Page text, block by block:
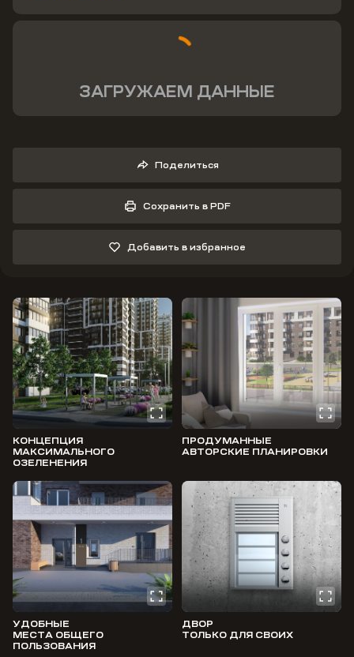
ЗАГРУЖАЕМ ДАННЫЕ
Поделиться
Сохранить в PDF
Добавить в избранное
КОНЦЕПЦИЯ
МАКСИМАЛЬНОГО
ОЗЕЛЕНЕНИЯ
ПРОДУМАННЫЕ
АВТОРСКИЕ ПЛАНИРОВКИ
УДОБНЫЕ
МЕСТА ОБЩЕГО
ПОЛЬЗОВАНИЯ
ДВОР
ТОЛЬКО ДЛЯ СВОИХ